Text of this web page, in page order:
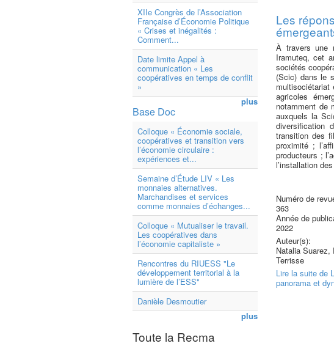
XIIe Congrès de l’Association
Française d’Économie Politique
« Crises et inégalités :
Comment...
Date limite Appel à
communication « Les
coopératives en temps de conflit
»
plus
Base Doc
Colloque « Économie sociale,
coopératives et transition vers
l’économie circulaire :
expériences et...
Semaine d’Étude LIV « Les
monnaies alternatives.
Marchandises et services
comme monnaies d’échanges...
Colloque « Mutualiser le travail.
Les coopératives dans
l’économie capitaliste »
Rencontres du RIUESS "Le
développement territorial à la
lumière de l’ESS"
Danièle Desmoutier
plus
Toute la Recma
Les
À travers une
Iramuteq, cet
sociétés
(Scic) dans le
agricoles
notamment de
auxquels la
diversification
transition des
proximité ;
producteurs ;
l’installation
Numéro de
363
Année de
2022
Auteur(s):
Natalia Suarez,
Terrisse
Lire la suite de
panorama et